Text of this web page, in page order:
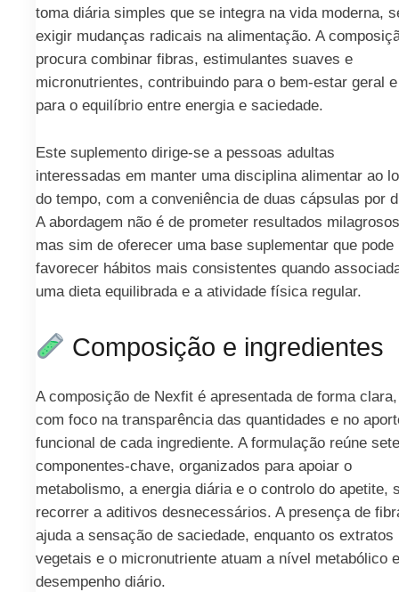
toma diária simples que se integra na vida moderna,
exigir mudanças radicais na alimentação. A
procura combinar fibras, estimulantes suaves e
micronutrientes, contribuindo para o bem-estar geral e
para o equilíbrio entre energia e saciedade.
Este suplemento dirige-se a pessoas adultas
interessadas em manter uma disciplina alimentar ao
do tempo, com a conveniência de duas cápsulas por
A abordagem não é de prometer resultados
mas sim de oferecer uma base suplementar que pode
favorecer hábitos mais consistentes quando
uma dieta equilibrada e a atividade física regular.
Composição e ingredientes
A composição de Nexfit é apresentada de forma clara,
com foco na transparência das quantidades e no
funcional de cada ingrediente. A formulação reúne sete
componentes-chave, organizados para apoiar o
metabolismo, a energia diária e o controlo do apetite,
recorrer a aditivos desnecessários. A presença de
ajuda a sensação de saciedade, enquanto os extratos
vegetais e o micronutriente atuam a nível metabólico
desempenho diário.